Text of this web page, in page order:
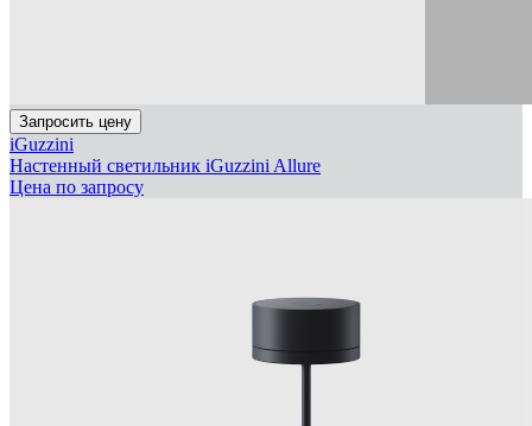
Запросить цену
iGuzzini
Настенный светильник iGuzzini Allure
Цена по запросу